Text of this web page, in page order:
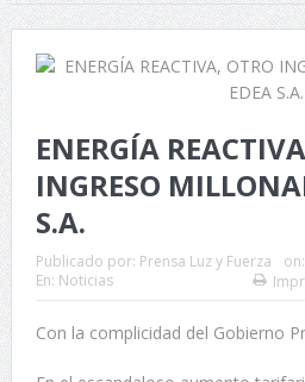
ENERGÍA
INGRESO
S.A.
Publicado por: Prensa Luz y Fuerza on:
En: Noticias
Con la complicidad del Gobierno